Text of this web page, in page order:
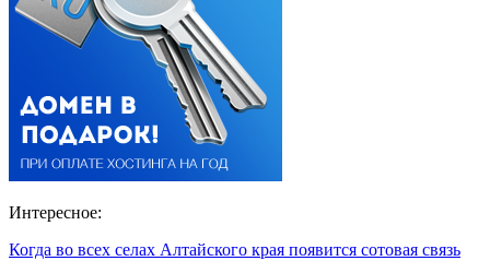
Интересное:
Когда во всех селах Алтайского края появится сотовая связь